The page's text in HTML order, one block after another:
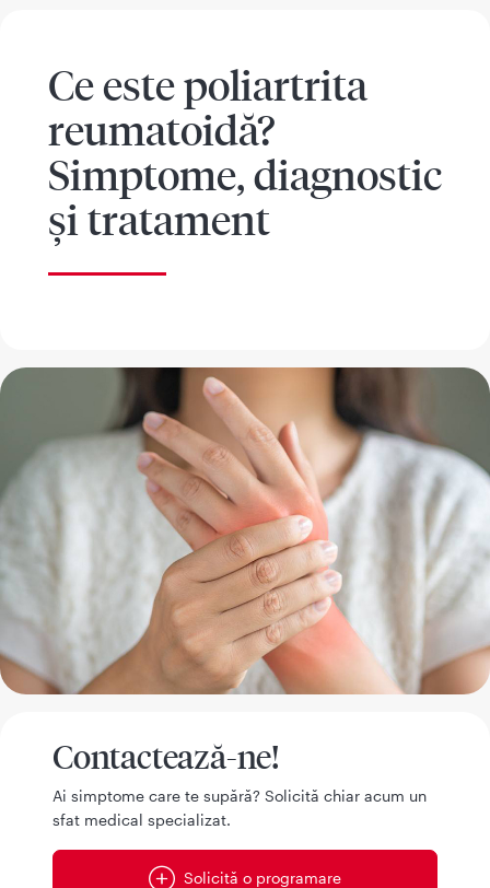
Ce este poliartrita
reumatoidă?
Simptome, diagnostic
și tratament
Contactează-ne!
Ai simptome care te supără? Solicită chiar acum un
sfat medical specializat.
Solicită o programare